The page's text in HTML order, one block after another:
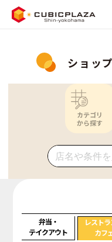
ショッ
カテゴリ
から探す
弁当・
テイクアウト
レストラ
カフ